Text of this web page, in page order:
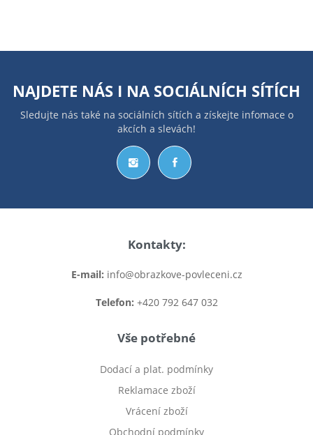
NAJDETE NÁS I NA SOCIÁLNÍCH SÍTÍCH
Sledujte nás také na sociálních sítích a získejte infomace o
akcích a slevách!
Kontakty:
E-mail: info@obrazkove-povleceni.cz
Telefon: +420 792 647 032
Vše potřebné
Dodací a plat. podmínky
Reklamace zboží
Vrácení zboží
Obchodní podmínky